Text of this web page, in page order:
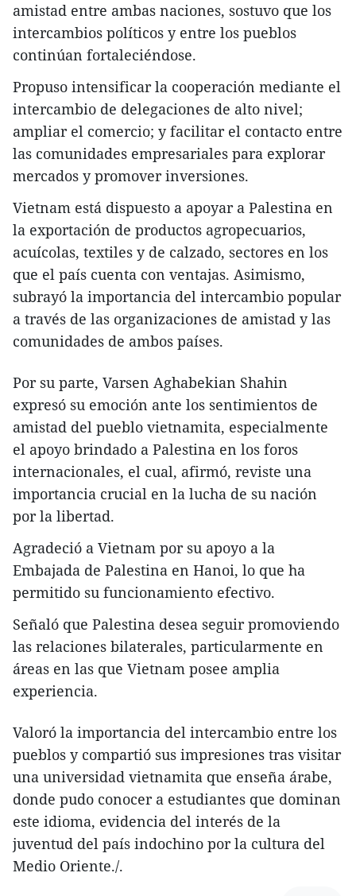
amistad entre ambas naciones, sostuvo que los
intercambios políticos y entre los pueblos
continúan fortaleciéndose.
Propuso intensificar la cooperación mediante el
intercambio de delegaciones de alto nivel;
ampliar el comercio; y facilitar el contacto entre
las comunidades empresariales para explorar
mercados y promover inversiones.
Vietnam está dispuesto a apoyar a Palestina en
la exportación de productos agropecuarios,
acuícolas, textiles y de calzado, sectores en los
que el país cuenta con ventajas. Asimismo,
subrayó la importancia del intercambio popular
a través de las organizaciones de amistad y las
comunidades de ambos países.
Por su parte, Varsen Aghabekian Shahin
expresó su emoción ante los sentimientos de
amistad del pueblo vietnamita, especialmente
el apoyo brindado a Palestina en los foros
internacionales, el cual, afirmó, reviste una
importancia crucial en la lucha de su nación
por la libertad.
Agradeció a Vietnam por su apoyo a la
Embajada de Palestina en Hanoi, lo que ha
permitido su funcionamiento efectivo.
Señaló que Palestina desea seguir promoviendo
las relaciones bilaterales, particularmente en
áreas en las que Vietnam posee amplia
experiencia.
Valoró la importancia del intercambio entre los
pueblos y compartió sus impresiones tras visitar
una universidad vietnamita que enseña árabe,
donde pudo conocer a estudiantes que dominan
este idioma, evidencia del interés de la
juventud del país indochino por la cultura del
Medio Oriente./.